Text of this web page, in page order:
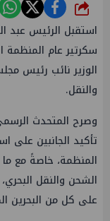
شارك
استقبل الرئيس عبد
سكرتير عام المنظمة
الوزير نائب رئيس
والنقل.
وصرح المتحدث
تأكيد الجانبين على
المنظمة، خاصةً مع
الشحن والنقل
على كل من البحرين